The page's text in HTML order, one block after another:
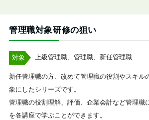
管理職対象研修の狙い
対象 上級管理職、管理職、新任管理職
新任管理職の方、改めて管理職の役割やスキル
象にしたシリーズです。
管理職の役割理解、評価、企業会計など管理職
を各講座で学ぶことができます。